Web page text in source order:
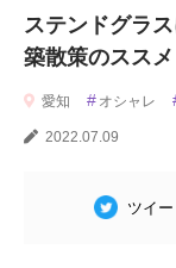
ステンドグラ
築散策のススメ
愛知 # オシャレ
2022.07.09
ツイー